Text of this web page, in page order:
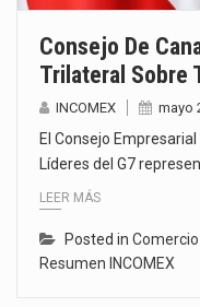
Consejo De
Trilateral Sobre
INCOMEX mayo
El Consejo
Líderes del G7
LEER MÁS
Posted in
Resumen INCOMEX